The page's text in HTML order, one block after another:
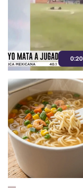
0:20